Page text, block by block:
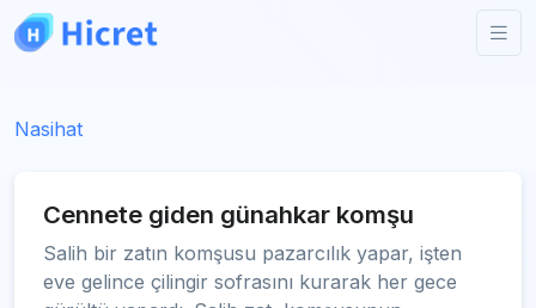
Nasihat
Cennete giden günahkar komşu
Salih bir zatın komşusu pazarcılık yapar, işten
eve gelince çilingir sofrasını kurarak her gece